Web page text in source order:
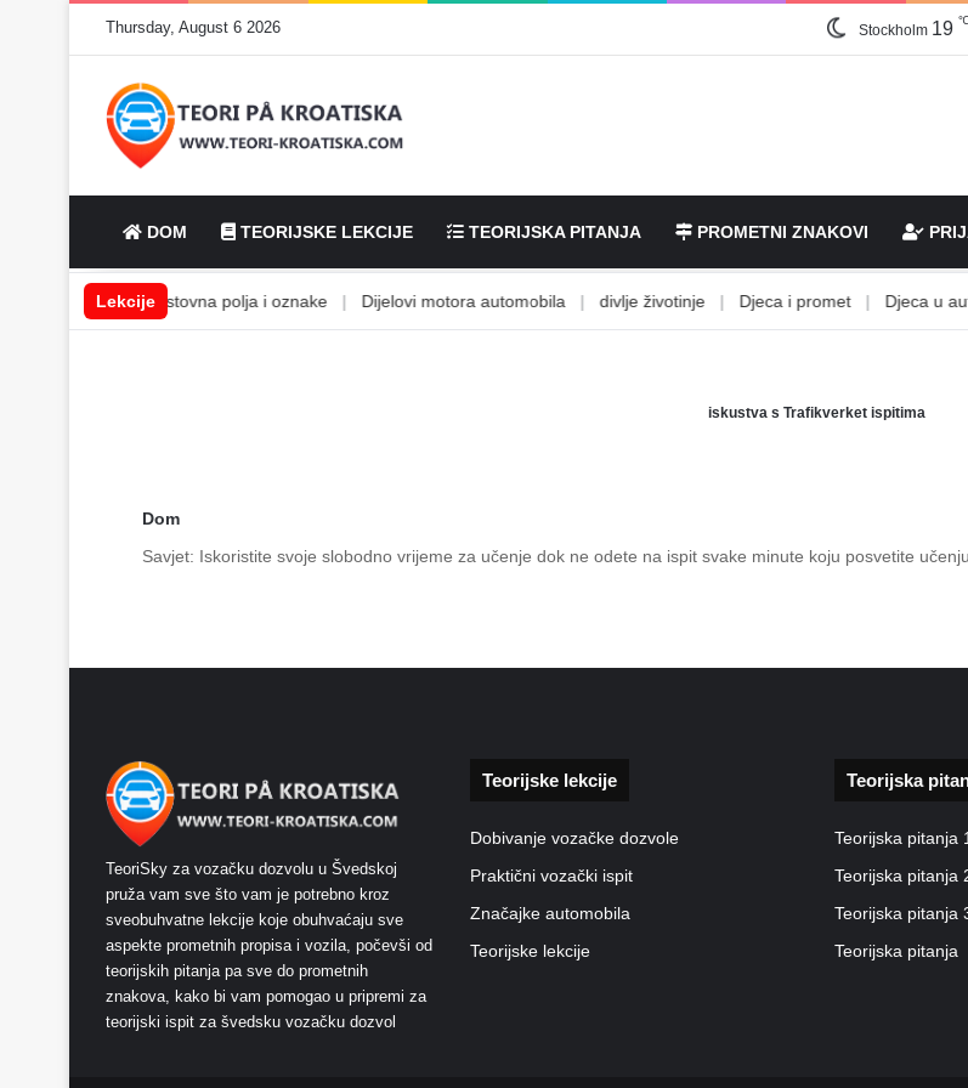
Thursday, August 6 2026 Stockholm 19 ℃
DOM TEORIJSKE LEKCIJE TEORIJSKA PITANJA PROMETNI ZNAKOVI
Lekcije
| Cestovna polja i oznake | Dijelovi motora automobila | divlje životinje | Djeca i promet | Djeca u autu
iskustva s Trafikverket ispitima
Dom
Savjet: Iskoristite svoje slobodno vrijeme za učenje dok ne odete na ispit svake minute koju posvetite
TeoriSky za vozačku dozvolu u Švedskoj
pruža vam sve što vam je potrebno kroz
sveobuhvatne lekcije koje obuhvaćaju sve
aspekte prometnih propisa i vozila, počevši od
teorijskih pitanja pa sve do prometnih
znakova, kako bi vam pomogao u pripremi za
teorijski ispit za švedsku vozačku dozvol
Teorijske lekcije
Dobivanje vozačke dozvole
Praktični vozački ispit
Značajke automobila
Teorijske lekcije
Teorijska
Teorijska pitanja 1
Teorijska pitanja
Teorijska pitanja
Teorijska pitanja